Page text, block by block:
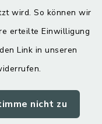
wird. So können wir
erteilte Einwilligung
Link in unseren
nicht zu